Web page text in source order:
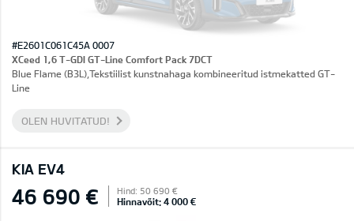
#E2601C061C45A 0007
XCeed 1,6 T-GDI GT-Line Comfort Pack 7DCT
Blue Flame (B3L),Tekstiilist kunstnahaga kombineeritud istmekatted GT-
Line
OLEN HUVITATUD!
KIA EV4
46 690 € Hind: 50 690 €
Hinnavõit: 4 000 €